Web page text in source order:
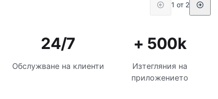
1 от 2
24/7
Обслужване на клиенти
+ 500k
Изтегляния на
приложението